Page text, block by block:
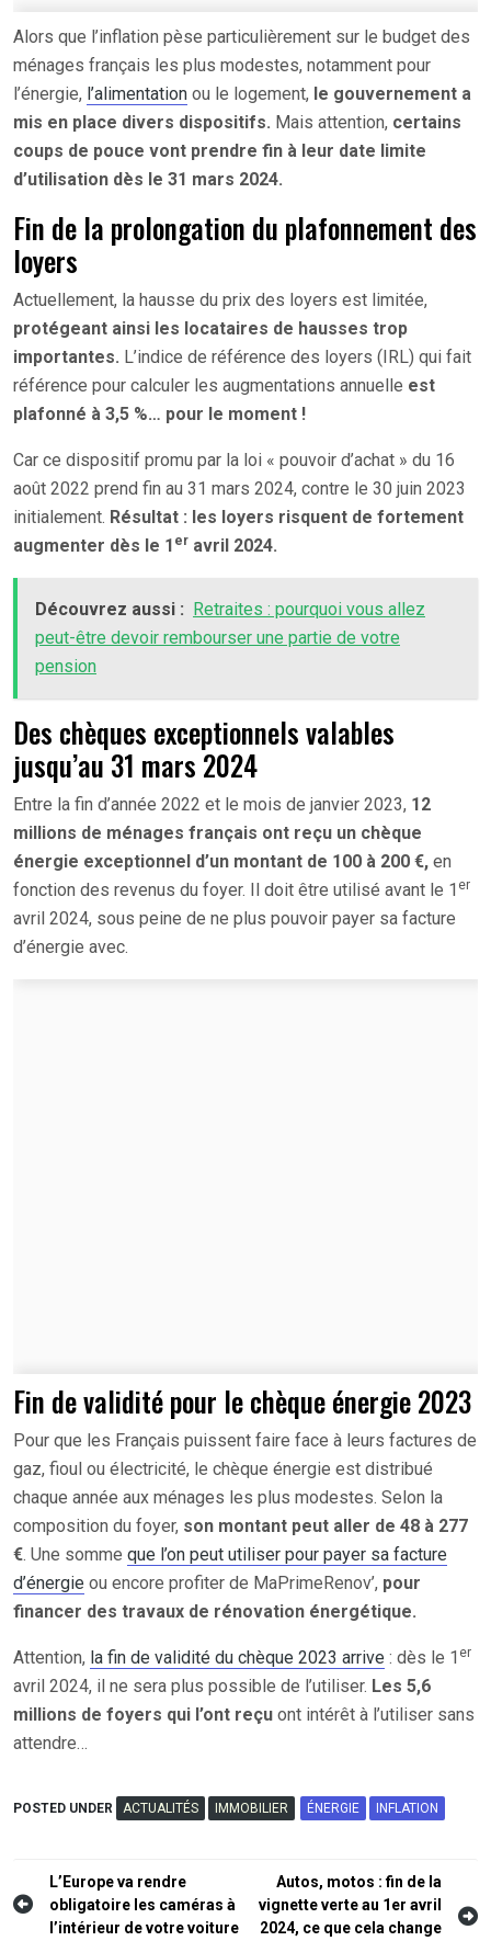
Alors que l’inflation pèse particulièrement sur le budget des
ménages français les plus modestes, notamment pour
l’énergie, l’alimentation ou le logement, le gouvernement a
mis en place divers dispositifs. Mais attention, certains
coups de pouce vont prendre fin à leur date limite
d’utilisation dès le 31 mars 2024.
Fin de la prolongation du plafonnement des
loyers
Actuellement, la hausse du prix des loyers est limitée,
protégeant ainsi les locataires de hausses trop
importantes. L’indice de référence des loyers (IRL) qui fait
référence pour calculer les augmentations annuelle est
plafonné à 3,5 %… pour le moment !
Car ce dispositif promu par la loi « pouvoir d’achat » du 16
août 2022 prend fin au 31 mars 2024, contre le 30 juin 2023
initialement. Résultat : les loyers risquent de fortement
augmenter dès le 1 er avril 2024.
Découvrez aussi : Retraites : pourquoi vous allez
peut-être devoir rembourser une partie de votre
pension
Des chèques exceptionnels valables
jusqu’au 31 mars 2024
Entre la fin d’année 2022 et le mois de janvier 2023, 12
millions de ménages français ont reçu un chèque
énergie exceptionnel d’un montant de 100 à 200 €, en
fonction des revenus du foyer. Il doit être utilisé avant le 1 er
avril 2024, sous peine de ne plus pouvoir payer sa facture
d’énergie avec.
Fin de validité pour le chèque énergie 2023
Pour que les Français puissent faire face à leurs factures de
gaz, fioul ou électricité, le chèque énergie est distribué
chaque année aux ménages les plus modestes. Selon la
composition du foyer, son montant peut aller de 48 à 277
€. Une somme que l’on peut utiliser pour payer sa facture
d’énergie ou encore profiter de MaPrimeRenov’, pour
financer des travaux de rénovation énergétique.
Attention, la fin de validité du chèque 2023 arrive : dès le 1 er
avril 2024, il ne sera plus possible de l’utiliser. Les 5,6
millions de foyers qui l’ont reçu ont intérêt à l’utiliser sans
attendre…
POSTED UNDER ACTUALITÉS IMMOBILIER ÉNERGIE INFLATION
Navigation
de
L’Europe va rendre
obligatoire les caméras à
l’intérieur de votre voiture
Autos, motos : fin de la
vignette verte au 1er avril
2024, ce que cela change